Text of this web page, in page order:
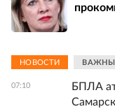
НОВОСТИ
07:10
БПЛА